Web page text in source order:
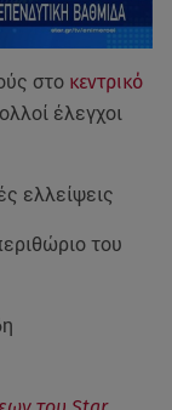
στο κεντρικό
έλεγχοι
ελλείψεις
του